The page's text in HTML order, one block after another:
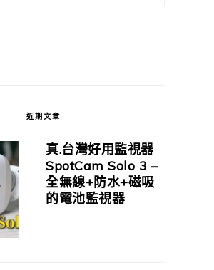
近期文章
真.台灣好用監視器
SpotCam Solo 3 –
全無線+防水+磁吸
的電池監視器